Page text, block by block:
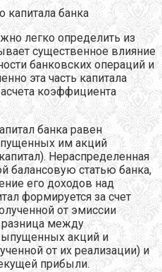
капитала банка
легко определить из
существенное влияние
банковских операций и
эта часть капитала
коэффициента
банка равен
им акций
Нераспределенная
балансовую статью банка,
его доходов над
формируется за счет
от эмиссии
разница между
акций и
от их реализации) и
прибыли.